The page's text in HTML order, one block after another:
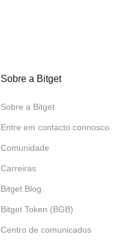
Sobre a Bitget
Sobre a Bitget
Entre em contacto connosco
Comunidade
Carreiras
Bitget Blog
Bitget Token (BGB)
Centro de comunicados